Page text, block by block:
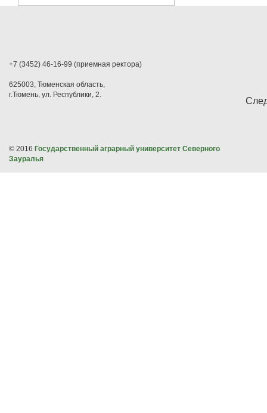
+7 (3452) 46-16-99 (приемная ректора)
625003, Тюменская область,
г.Тюмень, ул. Республики, 2.
© 2016 Государственный аграрный университет Северного
Зауралья